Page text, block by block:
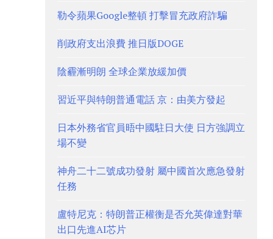
勒令蘋果Google整頓 打擊冒充政府詐騙
削政府支出浪費 推日版DOGE
陰霾漸明朗 全球企業放緩加價
習近平與特朗普通電話 京：由美方發起
日本外務省官員晤中國駐日大使 日方強調立
場不變
神舟二十二號成功發射 屬中國首次應急發射
任務
盧特尼克：特朗普正權衡是否允英偉達對華
出口先進AI芯片